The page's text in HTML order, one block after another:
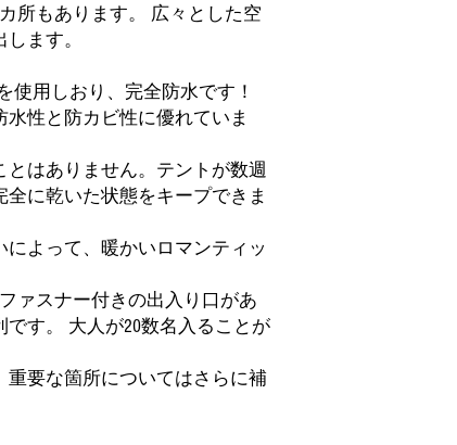
所もあります。 広々とした空
ます。
使用しおり、完全防水です！
性と防カビ性に優れていま
とはありません。テントが数週
に乾いた状態をキープできま
によって、暖かいロマンティッ
ァスナー付きの出入り口があ
す。 大人が20数名入ることが
重要な箇所についてはさらに補